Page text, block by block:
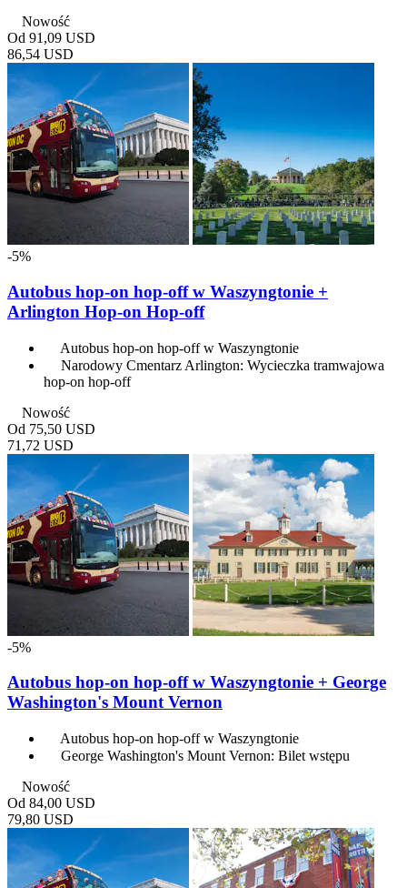
Nowość
Od 91,09 USD
86,54 USD
-5%
Autobus hop-on hop-off w Waszyngtonie +
Arlington Hop-on Hop-off
Autobus hop-on hop-off w Waszyngtonie
Narodowy Cmentarz Arlington: Wycieczka tramwajowa
hop-on hop-off
Nowość
Od 75,50 USD
71,72 USD
-5%
Autobus hop-on hop-off w Waszyngtonie + George
Washington's Mount Vernon
Autobus hop-on hop-off w Waszyngtonie
George Washington's Mount Vernon: Bilet wstępu
Nowość
Od 84,00 USD
79,80 USD